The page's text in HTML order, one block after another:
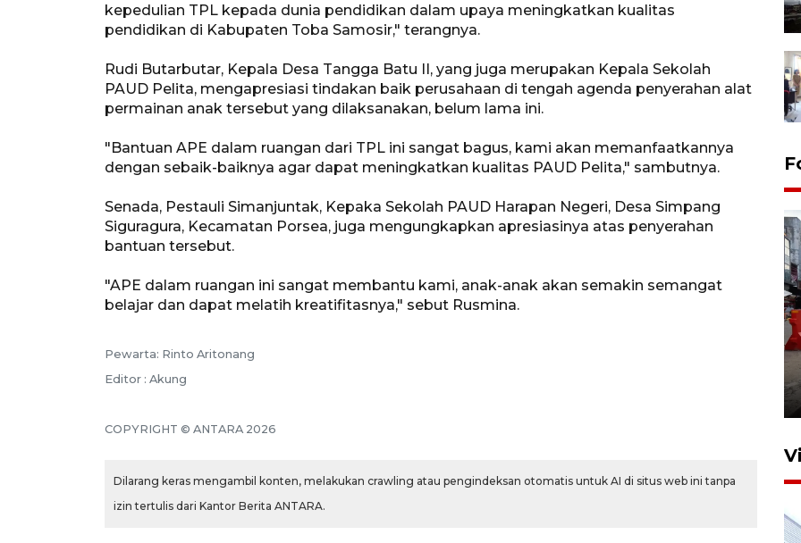
kepedulian TPL kepada dunia pendidikan dalam upaya meningkatkan kualitas
pendidikan di Kabupaten Toba Samosir," terangnya.
Rudi Butarbutar, Kepala Desa Tangga Batu II, yang juga merupakan Kepala Sekolah
PAUD Pelita, mengapresiasi tindakan baik perusahaan di tengah agenda penyerahan alat
permainan anak tersebut yang dilaksanakan, belum lama ini.
"Bantuan APE dalam ruangan dari TPL ini sangat bagus, kami akan memanfaatkannya
dengan sebaik-baiknya agar dapat meningkatkan kualitas PAUD Pelita," sambutnya.
Senada, Pestauli Simanjuntak, Kepaka Sekolah PAUD Harapan Negeri, Desa Simpang
Siguragura, Kecamatan Porsea, juga mengungkapkan apresiasinya atas penyerahan
bantuan tersebut.
"APE dalam ruangan ini sangat membantu kami, anak-anak akan semakin semangat
belajar dan dapat melatih kreatifitasnya," sebut Rusmina.
Pewarta: Rinto Aritonang
Editor : Akung
COPYRIGHT © ANTARA 2026
Dilarang keras mengambil konten, melakukan crawling atau pengindeksan otomatis untuk AI di situs web ini tanpa
izin tertulis dari Kantor Berita ANTARA.